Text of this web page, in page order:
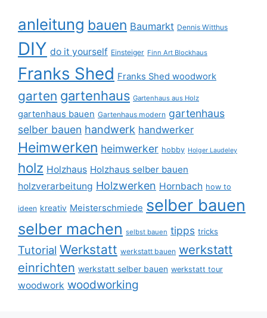
anleitung bauen Baumarkt Dennis Witthus
DIY do it yourself Einsteiger Finn Art Blockhaus
Franks Shed Franks Shed woodwork
garten gartenhaus Gartenhaus aus Holz
gartenhaus bauen Gartenhaus modern gartenhaus
selber bauen handwerk handwerker
Heimwerken heimwerker hobby Holger Laudeley
holz Holzhaus Holzhaus selber bauen
holzverarbeitung Holzwerken Hornbach how to
ideen kreativ Meisterschmiede selber bauen
selber machen selbst bauen tipps tricks
Tutorial Werkstatt werkstatt bauen werkstatt
einrichten werkstatt selber bauen werkstatt tour
woodwork woodworking